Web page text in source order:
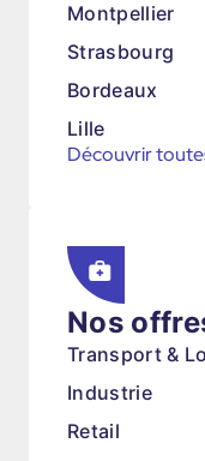
Montpellier
Strasbourg
Bordeaux
Lille
Découvrir
Nos
Transport &
Industrie
Retail